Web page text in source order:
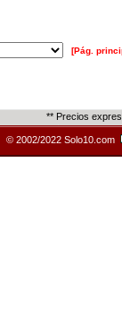
[Pág.
** Precios
© 2002/2022 Solo10.com